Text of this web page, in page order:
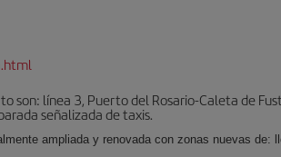
son: línea 3, Puerto del Rosario-Caleta de
señalizada de taxis.
ampliada y renovada con zonas nuevas de: